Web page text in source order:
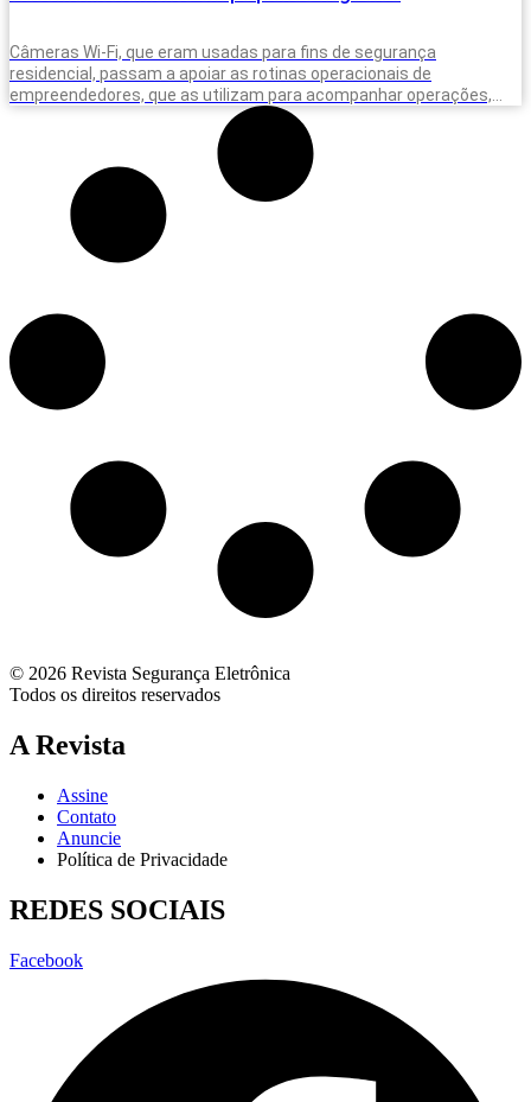
Câmeras Wi-Fi, que eram usadas para fins de segurança
residencial, passam a apoiar as rotinas operacionais de
empreendedores, que as utilizam para acompanhar operações,
© 2026 Revista Segurança Eletrônica
Todos os direitos reservados
A Revista
Assine
Contato
Anuncie
Política de Privacidade
REDES SOCIAIS
Facebook